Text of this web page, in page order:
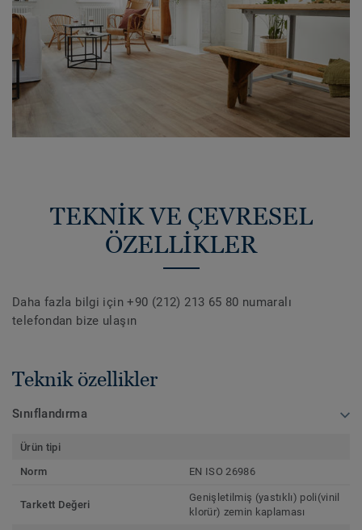
TEKNİK VE ÇEVRESEL
ÖZELLİKLER
Daha fazla bilgi için +90 (212) 213 65 80 numaralı
telefondan bize ulaşın
Teknik özellikler
Sınıflandırma
Ürün tipi
Norm
EN ISO 26986
Tarkett Değeri
Genişletilmiş (yastıklı) poli(vinil
klorür) zemin kaplaması